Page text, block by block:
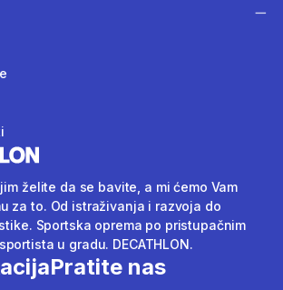
želite da se bavite, a mi ćemo Vam
za to. Od istraživanja i razvoja do
Sportska oprema po pristupačnim
u gradu. DECATHLON.
Pratite nas